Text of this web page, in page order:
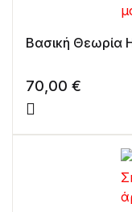
Βασική Θεωρία
70,00 €